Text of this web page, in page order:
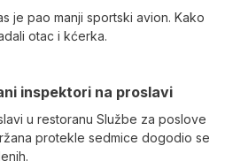
je pao manji sportski avion. Kako
otac i kćerka.
inspektori na proslavi
u restoranu Službe za poslove
protekle sedmice dogodio se